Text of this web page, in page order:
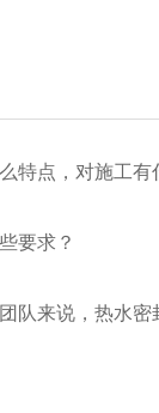
点，对施工有
要求？
来说，热水密